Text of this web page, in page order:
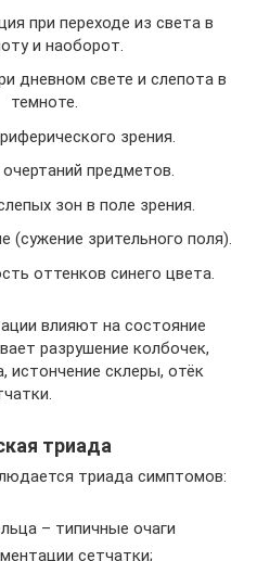
при переходе из света в
и наоборот.
дневном свете и слепота в
темноте.
зрения.
предметов.
зон в поле зрения.
(сужение зрительного поля).
оттенков синего цвета.
влияют на состояние
разрушение колбочек,
истончение склеры, отёк
триада
триада симптомов:
– типичные очаги
сетчатки;